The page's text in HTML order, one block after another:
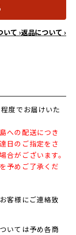
いて ›返品について ›
度でお届けいた
への配送につき
日のご指定をさ
合がございます。
予めご了承くだ
客様にご連絡致
いては予め各商